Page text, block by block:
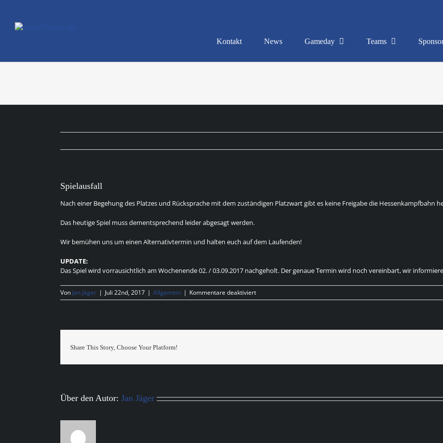
springen
Kontakt News Gameday Teams
Spielausfall
Nach einer Begehung des Platzes und Rücksprache mit dem zuständigen Platzwart gibt es keine Freigabe die Hessenkampfbahn
Das heutige Spiel muss dementsprechend leider abgesagt werden.
Wir bemühen uns um einen Alternativtermin und halten euch auf dem Laufenden!
UPDATE:
Das Spiel wird vorrausichtlich am Wochenende 02. / 03.09.2017 nachgeholt. Der genaue Termin wird noch vereinbart, wir
Von Jan Jäger | Juli 22nd, 2017 | Allgemein | Kommentare deaktiviertfür
Spielausfall
Share This Story, Choose Your Platform!
Über den Autor: Jan Jäger